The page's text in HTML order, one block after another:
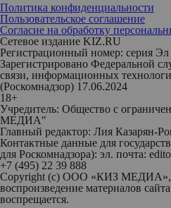
Политика конфиденциальности
Пользовательское соглашение
Согласие на обработку
Сетевое издание KIZ.RU
Регистрационный номер: серия
Зарегистрировано Федеральной
связи, информационных
(Роскомнадзор) 17.06.2024
18+
Учредитель: Общество с
МЕДИА"
Главный редактор: Лия Казарян-
Контактные данные для
для Роскомнадзора): эл. почта:
+7 (495) 22 39 888
Copyright (с) ООО «КИЗ МЕДИА»,
воспроизведение материалов
воспрещается.